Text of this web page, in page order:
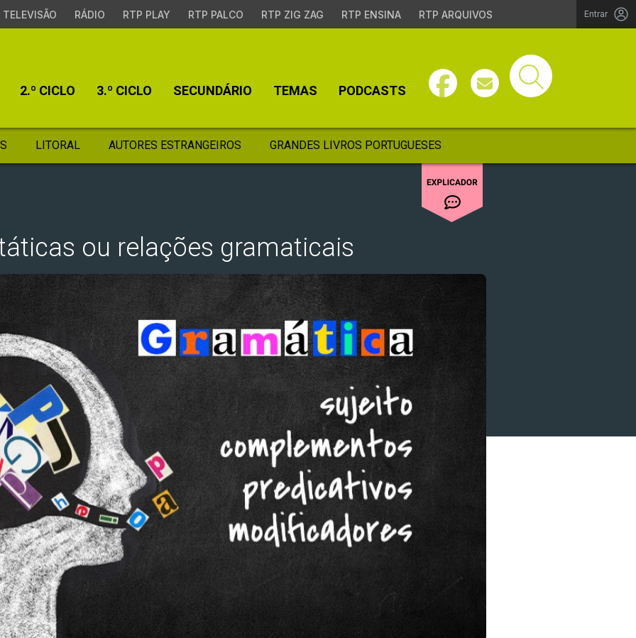
TELEVISÃO RÁDIO RTP PLAY RTP PALCO RTP ZIG ZAG RTP ENSINA RTP ARQUIVOS Entrar
2.º CICLO 3.º CICLO SECUNDÁRIO TEMAS PODCASTS
LITORAL AUTORES ESTRANGEIROS GRANDES LIVROS PORTUGUESES
ou relações gramaticais